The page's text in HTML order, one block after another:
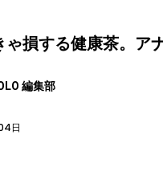
ゃ損する健康茶。ア
編集部
日